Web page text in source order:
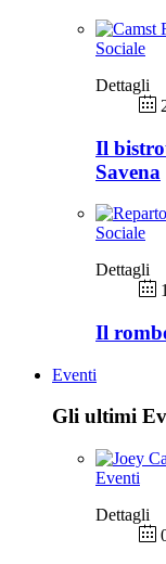
Sociale
Dettagli
Il
Savena
Sociale
Dettagli
Il
Eventi
Gli ultimi
Eventi
Dettagli